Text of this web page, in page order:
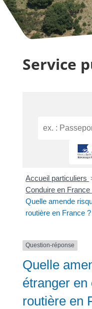
Service
Accueil particuliers
Conduire en
Quelle amende
routière en France ?
Question-réponse
Quelle
étranger en
routière en